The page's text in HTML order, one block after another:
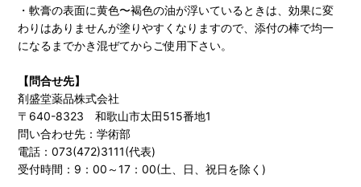
・軟膏の表面に黄色〜褐色の油が浮いているときは、効果に変
わりはありませんが塗りやすくなりますので、添付の棒で均一
になるまでかき混ぜてからご使用下さい。
【問合せ先】
剤盛堂薬品株式会社
〒640-8323 和歌山市太田515番地1
問い合わせ先：学術部
電話：073(472)3111(代表)
受付時間：9：00～17：00(土、日、祝日を除く)